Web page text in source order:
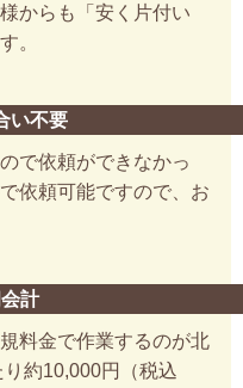
からも「安く片付い
。
い不要
で依頼ができなかっ
依頼可能ですので、お
計
料金で作業するのが北
約10,000円（税込